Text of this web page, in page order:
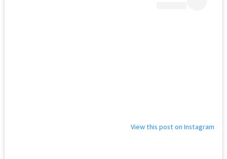
View this post on Instagram